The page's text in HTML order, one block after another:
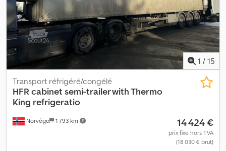
rapidement. Tuf : Oui Homologuée UE jusqu'au : 19/03/2027 Poids à
vide : 9 860 Charge utile : 35 140 Modèle : fourgon avec groupe
Thermo King = Plus d'informations = Veuillez contacter ATS
Norway pour plus de détails.
1 / 15
Norvège 1 793 km
Transport réfrigéré/congélé
HFR cabinet semi-trailer with Thermo
King refrigeratio
14 424 €
prix fixe hors TVA
(18 030 € brut)